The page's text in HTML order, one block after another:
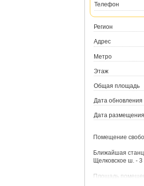
Телефон
Регион
Адрес
Метро
Этаж
Общая площадь
Дата обновления
Дата размещения
Помещение
Ближайшая
Щелковское ш. -
Площадь